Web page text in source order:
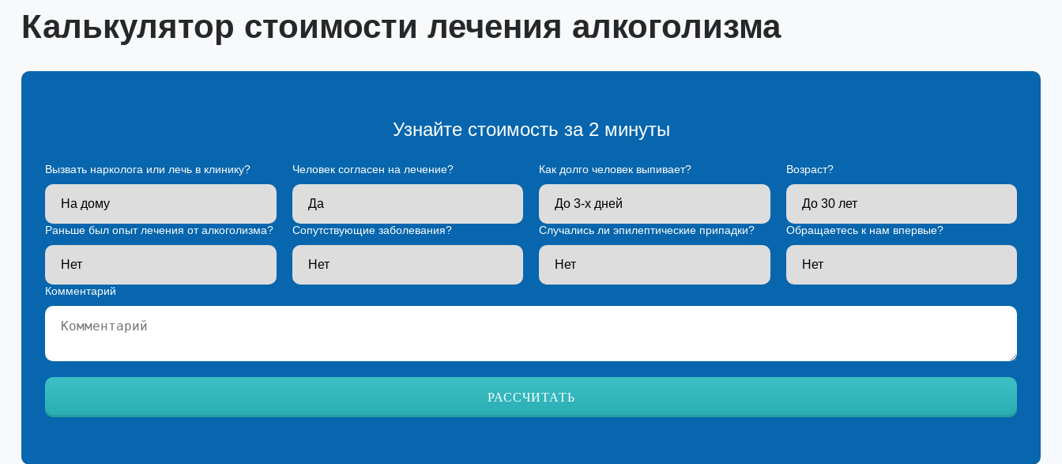
Калькулятор стоимости лечения алкоголизма
Узнайте стоимость за 2 минуты
Вызвать нарколога или лечь в клинику? Человек согласен на лечение? Как долго человек выпивает? Возраст?
Раньше был опыт лечения от алкоголизма? Сопутствующие заболевания? Случались ли эпилептические припадки? Обращаетесь к нам впервые?
Комментарий
РАССЧИТАТЬ